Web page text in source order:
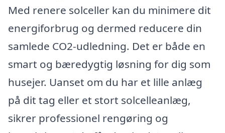
Med renere solceller kan du minimere dit
energiforbrug og dermed reducere din
samlede CO2-udledning. Det er både en
smart og bæredygtig løsning for dig som
husejer. Uanset om du har et lille anlæg
på dit tag eller et stort solcelleanlæg,
sikrer professionel rengøring og